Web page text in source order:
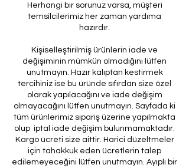
Herhangi bir sorunuz varsa, müşteri
temsilcilerimiz her zaman yardıma
hazırdır.
Kişiselleştirilmiş ürünlerin iade ve
değişiminin mümkün olmadığını lütfen
unutmayın. Hazır kalıptan kestirmek
tercihiniz ise bu üründe sıfırdan size özel
olarak yapılacağını ve iade değişim
olmayacağını lütfen unutmayın. Sayfada ki
tüm ürünlerimiz sipariş üzerine yapılmakta
olup iptal iade değişim bulunmamaktadır.
Kargo ücreti size aittir. Harici düzeltmeler
için tahakkuk eden ücretlerin talep
edilemeyeceğini lütfen unutmayın. Ayıplı bir